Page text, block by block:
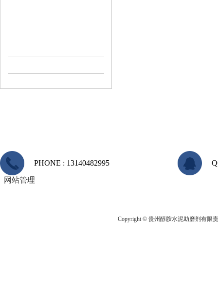
PHONE : 13140482995
Copyright © 贵州醇胺水泥助磨剂有限
网站管理